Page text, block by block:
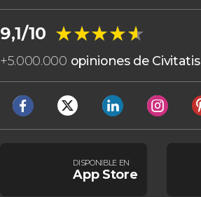
9,1/10 ★★★★★
★★★★★
+5.000.000 opiniones de Civitatis
DISPONIBLE EN
App Store